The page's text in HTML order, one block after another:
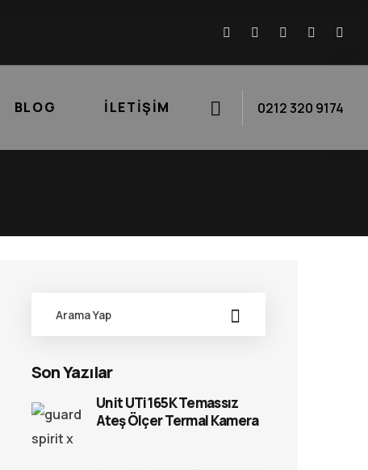
BLOG İLETIŞIM 0212 320 9174
Son Yazılar
Unit UTi165K Temassız
Ateş Ölçer Termal Kamera